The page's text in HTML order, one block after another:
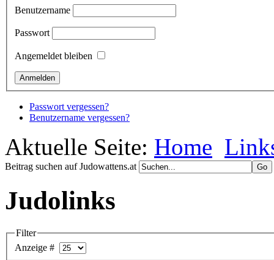
Benutzername
Passwort
Angemeldet bleiben
Passwort vergessen?
Benutzername vergessen?
Aktuelle Seite: Home
Beitrag suchen auf Judowattens.at
Judolinks
Filter
Anzeige #